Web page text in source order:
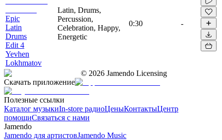
Epic
Latin
Drums
Edit 4
Yevhen
Lokhmatov
Latin, Drums,
Percussion,
Celebration, Happy,
Energetic
0:30 -
© 2026 Jamendo Licensing
Скачать приложение
Полезные ссылки
Каталог музыкиIn-store радиоЦеныКонтактыЦентр
помощиСвязаться с нами
Jamendo
Jamendo для артистовJamendo Music